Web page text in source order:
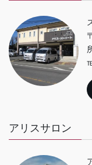
アリスサロン